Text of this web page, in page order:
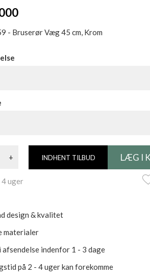
- Bruserør Væg 45 cm, Krom
+ INDHENT TILBUD
uger
design & kvalitet
materialer
indenfor 1 - 3 dage
på 2 - 4 uger kan forekomme